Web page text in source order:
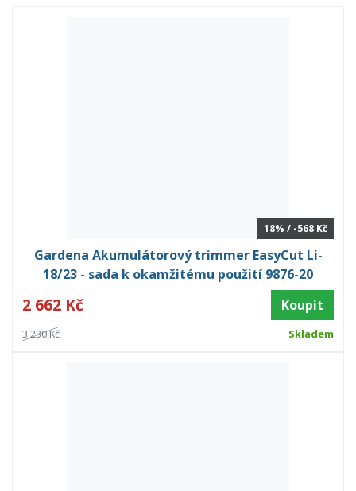
18% / -568 Kč
Gardena Akumulátorový trimmer EasyCut Li-
18/23 - sada k okamžitému použití 9876-20
2 662 Kč Koupit
3 230 Kč Skladem